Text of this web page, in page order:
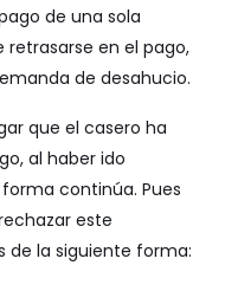
de una sola
retrasarse en el pago,
de desahucio.
que el casero ha
al haber ido
continúa. Pues
este
de la siguiente forma: